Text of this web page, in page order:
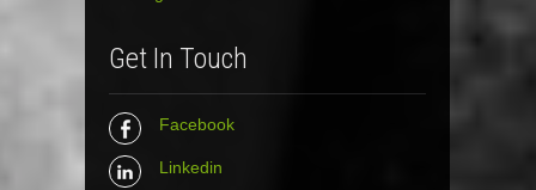
Get In Touch
Facebook
Linkedin